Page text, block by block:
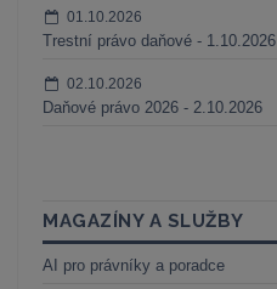
01.10.2026
Trestní právo daňové - 1.10.2026
02.10.2026
Daňové právo 2026 - 2.10.2026
MAGAZÍNY A SLUŽBY
AI pro právníky a poradce